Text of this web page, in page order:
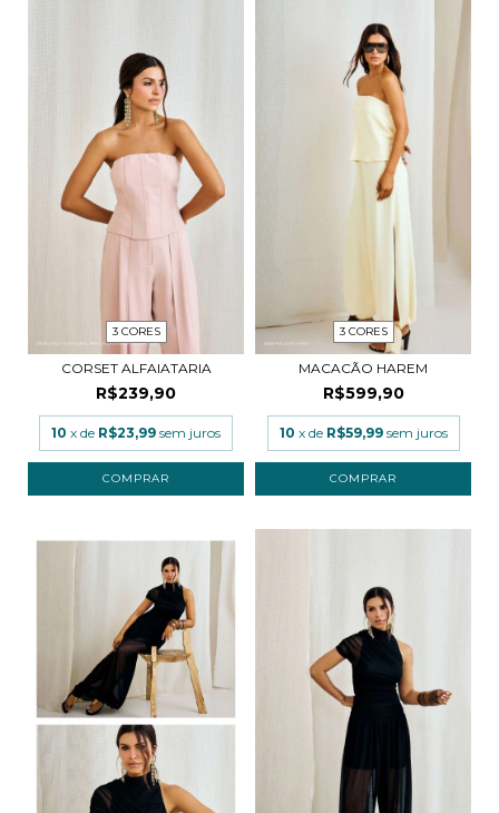
3 CORES
CORSET ALFAIATARIA
R$239,90
10 x de R$23,99 sem juros
COMPRAR
3 CORES
MACACÃO HAREM
R$599,90
10 x de R$59,99 sem juros
COMPRAR